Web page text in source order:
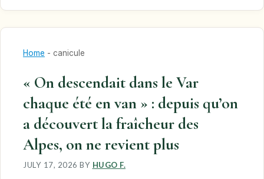
Home - canicule
« On descendait dans le Var
chaque été en van » : depuis qu’on
a découvert la fraîcheur des
Alpes, on ne revient plus
JULY 17, 2026 BY HUGO F.